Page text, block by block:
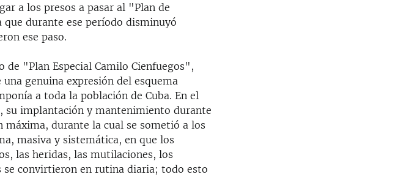
a los presos a pasar al "Plan de
durante ese período disminuyó
ese paso.
"Plan Especial Camilo Cienfuegos",
genuina expresión del esquema
a toda la población de Cuba. En el
su implantación y mantenimiento durante
durante la cual se sometió a los
masiva y sistemática, en que los
las heridas, las mutilaciones, los
convirtieron en rutina diaria; todo esto